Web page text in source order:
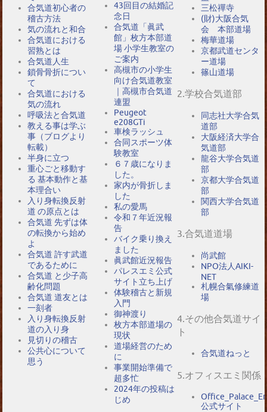
合気道初心者の
稽古方法
気の流れと和合
合気道における
習熟とは
合気道人生
鎖骨骨折につい
て
合気道における
気の流れ
呼吸法と合気道
教える事は学ぶ
事（ブログより
転載）
半身に立つ
重心ごと移動す
る 基本動作と基
本理合い
入り身転換反射
道 の原点とは
合気道 先ずは体
の転換から始め
よ
合気道 許す武道
であるために
合気道 と少子高
齢化問題
合気道 道友とは
一刻者
入り身転換反射
道の入り身
見切りの稽古
公共心について
思う
43回目の結婚記
念日
合気道「眞武
館」枚方本部道
場 小学生教室の
ご案内
高槻市の小学生
向け合気道教室
｜高槻市合気道
連盟
Peugeot
e208GTi
車検ラッシュ
合同スポーツ体
験教室
６７歳になりま
した。
家内が骨折しま
した
私の愛馬
令和７年近況報
告
バイク乗り換え
ました
眞武館近況報告
パレスエミ公式
サイト立ち上げ
体験稽古と新規
入門
御神渡り
枚方本部道場の
現状
道場経営のため
に
事業開始準備で
超多忙
2024年の投稿は
じめ
三松禪寺
(財)大阪合気
会 本部道場
梅華道場
京都武道センタ
ー道場
篠山道場
2.学校合気道部
同志社大学合気
道部
大阪経済大学合
気道部
龍谷大学合気道
部
京都大学合気道
部
関西大学合気道
部
3.合気道道場
尚武館
NPO法人AIKI-
NET
札幌合氣修練道
場
4.その他合気道サイ
ト
合気道ねっと
5.オフィスエミ関係
公式サイト